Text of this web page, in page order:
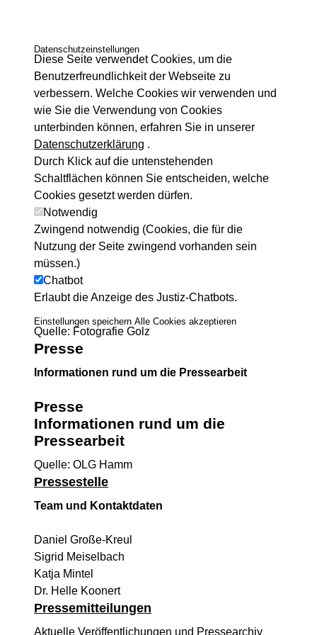
Datenschutzeinstellungen
Diese Seite verwendet Cookies, um die
Benutzerfreundlichkeit der Webseite zu
verbessern. Welche Cookies wir verwenden und
wie Sie die Verwendung von Cookies
unterbinden können, erfahren Sie in unserer
Datenschutzerklärung .
Durch Klick auf die untenstehenden
Schaltflächen können Sie entscheiden, welche
Cookies gesetzt werden dürfen.
Notwendig
Zwingend notwendig (Cookies, die für die
Nutzung der Seite zwingend vorhanden sein
müssen.)
Chatbot
Erlaubt die Anzeige des Justiz-Chatbots.
Einstellungen speichern Alle Cookies akzeptieren
Quelle: Fotografie Golz
Presse
Informationen rund um die Pressearbeit
Presse
Informationen rund um die
Pressearbeit
Quelle: OLG Hamm
Pressestelle
Team und Kontaktdaten
Daniel Große-Kreul
Sigrid Meiselbach
Katja Mintel
Dr. Helle Koonert
Pressemitteilungen
Aktuelle Veröffentlichungen und Pressearchiv